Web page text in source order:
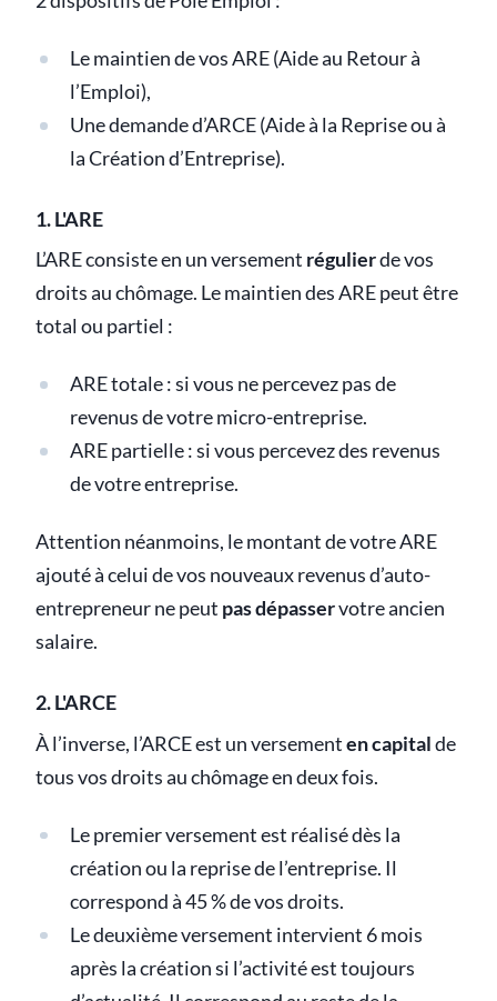
Le maintien de vos ARE (Aide au Retour à
l’Emploi),
Une demande d’ARCE (Aide à la Reprise ou à
la Création d’Entreprise).
1. L'ARE
L’ARE consiste en un versement régulierde vos
droits au chômage. Le maintien des ARE peut être
total ou partiel :
ARE totale : si vous ne percevez pas de
revenus de votre micro-entreprise.
ARE partielle : si vous percevez des revenus
de votre entreprise.
Attention néanmoins, le montant de votre ARE
ajouté à celui de vos nouveaux revenus d’auto-
entrepreneur ne peut pas dépasservotre ancien
salaire.
2. L'ARCE
À l’inverse, l’ARCE est un versementen capitalde
tous vos droits au chômage en deux fois.
Le premier versement est réalisé dès la
création ou la reprise de l’entreprise. Il
correspond à 45 % de vos droits.
Le deuxième versement intervient 6 mois
après la création si l’activité est toujours